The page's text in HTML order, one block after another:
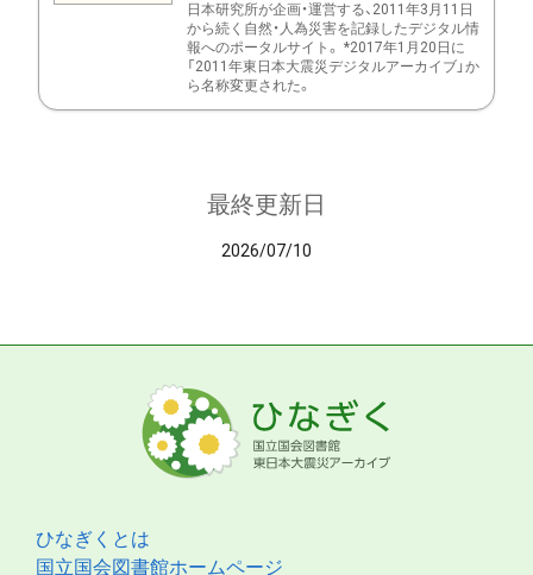
日本研究所が企画・運営する、2011年3月11日
から続く自然・人為災害を記録したデジタル情
報へのポータルサイト。 *2017年1月20日に
「2011年東日本大震災デジタルアーカイブ」か
ら名称変更された。
最終更新日
2026/07/10
ひなぎくとは
国立国会図書館ホームページ